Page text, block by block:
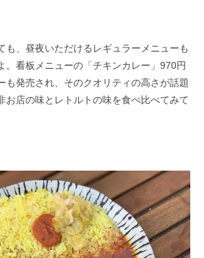
も、昼夜いただけるレギュラーメニューも
。看板メニューの「チキンカレー」970円
も発売され、そのクオリティの高さが話題
お店の味とレトルトの味を食べ比べてみて